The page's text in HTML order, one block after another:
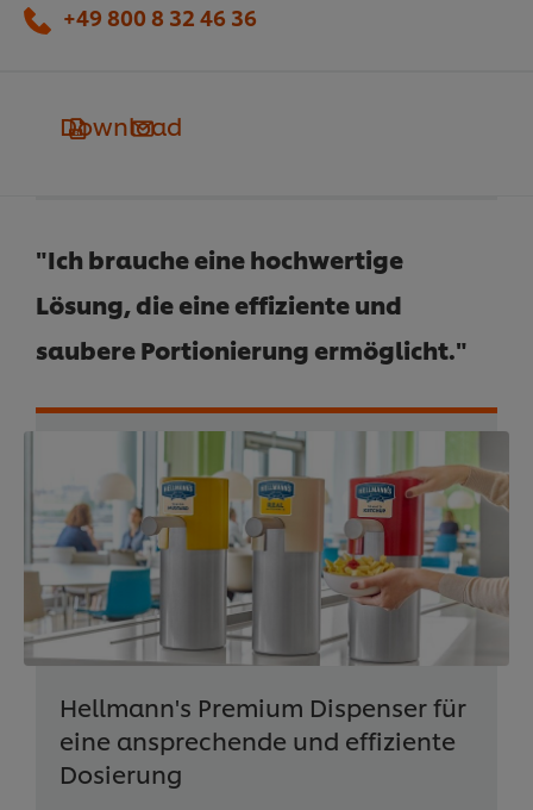
+49 800 8 32 46 36
Download
"Ich brauche eine hochwertige
Lösung, die eine effiziente und
saubere Portionierung ermöglicht."
Hellmann's Premium Dispenser für
eine ansprechende und effiziente
Dosierung